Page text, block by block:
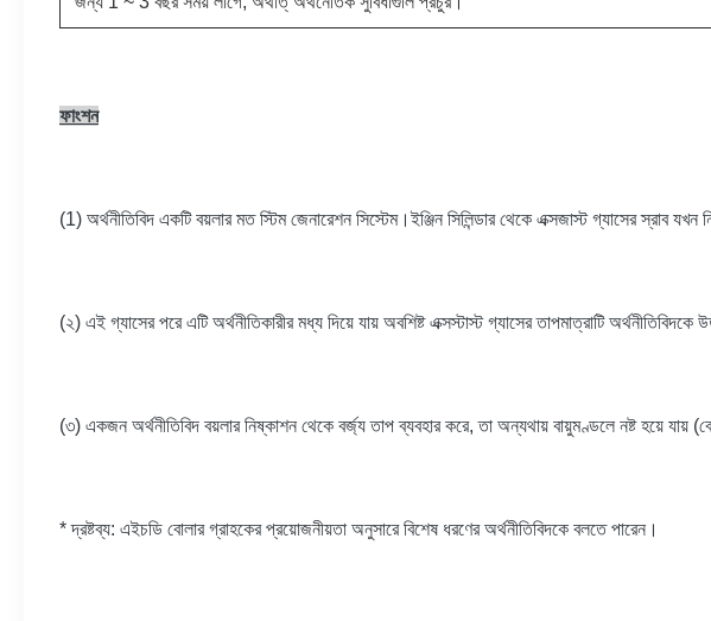
ফাংশন
(1) অর্থনীতিবিদ একটি বয়লার মত স্টিম জেনারেশন সিস্টেম।ইঞ্জিন সিলিন্ডার থেকে এক্সজাস্ট গ্যাসের স্রাব
(২) এই গ্যাসের পরে এটি অর্থনীতিকারীর মধ্য দিয়ে যায় অবশিষ্ট এক্সস্টাস্ট গ্যাসের তাপমাত্রাটি
(৩) একজন অর্থনীতিবিদ বয়লার নিষ্কাশন থেকে বর্জ্য তাপ ব্যবহার করে, তা অন্যথায় বায়ুমণ্ডলে নষ্ট হয়ে যায়
* দ্রষ্টব্য: এইচডি বোলার গ্রাহকের প্রয়োজনীয়তা অনুসারে বিশেষ ধরণের অর্থনীতিবিদকে বলতে পারেন।